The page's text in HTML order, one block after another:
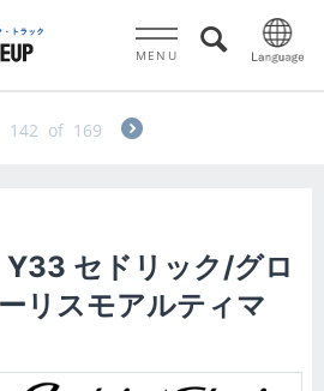
MENU
142 of 169
セドリック/グロ
リスモアルティマ